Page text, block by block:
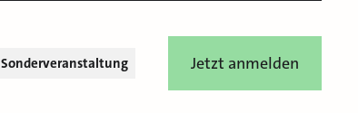
Sonderveranstaltung Jetzt anmelden